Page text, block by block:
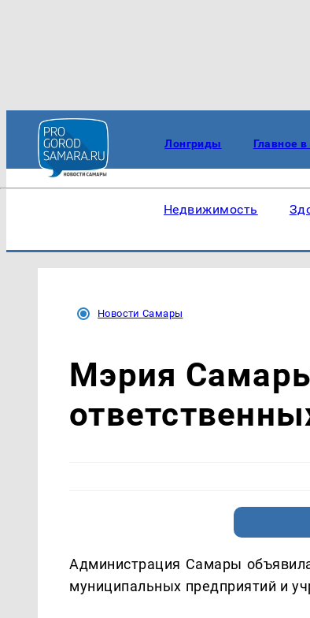
Лонгриды Главное в
Недвижимость
Новости Самары
Мэрия
Администрация Самары
муниципальных предприятий и